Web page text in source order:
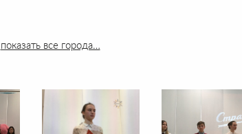
показать все города…